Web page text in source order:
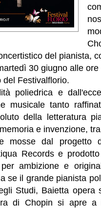
del pianista,
30 giugno alle
del Festivalflorio.
poliedrica e
musicale tanto
della letteratura
e invenzione,
mosse dal progetto
Records e
ambizione e
se il grande pianista
Studi, Baietta opera
di Chopin si apre a